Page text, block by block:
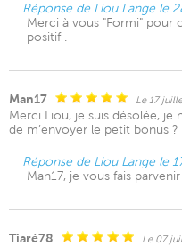
Réponse de Liou Lange le
Merci à vous "Formi" pour
positif .
Man17 Le 17
Merci Liou, je suis désolée, je
de m’envoyer le petit bonus
Réponse de Liou Lange le
Man17, je vous fais
Tiaré78 Le 07